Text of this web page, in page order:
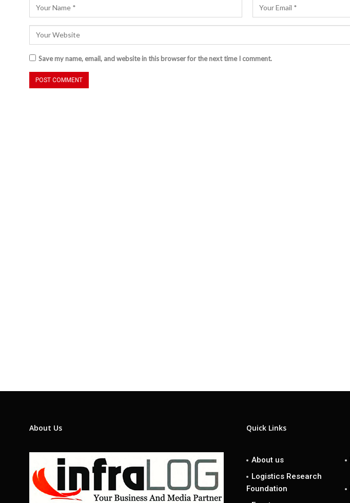
Save my name, email, and website in this browser for the next time I comment.
About Us Quick Links
About us
Logistics Research
Foundation